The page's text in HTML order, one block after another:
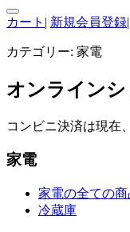
カート | 新規会員登録|
カテゴリー: 家電
オンライン
コンビニ決済は現在
家電
家電の全ての商
冷蔵庫